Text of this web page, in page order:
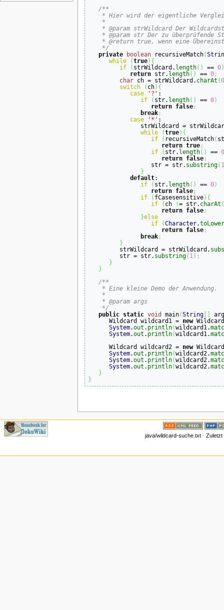
/**
* Hier wird der eigentliche
    *
* @param strWildcard Der
* @param str Der zu überprüfende
* @return true, wenn eine
    */
private
boolean recursiveMatch(
while
(true) {
if
( strWildcard. length( ) == 0)
return str. length( ) == 0;
char ch = strWildcard. charAt (0
switch
( ch) {
case
'?' :
if
( str. length( ) == 0)
return false;
break;
case
'*' :
strWildcard =
while
(true) {
if
( recursiveMatch(
return true;
if
( str. length( ) == 0
return false;
                  str = str.
substring( 1
}
default:
if
( str. length( ) == 0)
return false;
if
( fCasesensitive) {
if
( ch != str. charAt (
return false;
}else
if
(Character.
return false;
break;
}
         strWildcard = strWildcard.
         str = str.
substring( 1) ;
}
}
/**
    * Eine kleine Demo der Anwendung.
    *
    * @param args
    */
public static void main(String[ ]
      Wildcard wildcard1 =
new Wildcard
System.out . println(wildcard1.
System.out . println(wildcard1.
      Wildcard wildcard2 =
new Wildcard
System.out . println(wildcard2.
System.out . println(wildcard2.
System.out . println(wildcard2.
}
}
java/wildcard-suche.txt ·